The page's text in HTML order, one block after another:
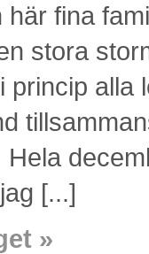
här fina
stora
princip alla
[...]
»